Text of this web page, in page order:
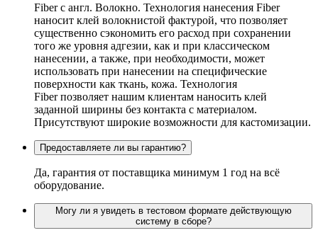
Fiber c англ. Волокно. Технология нанесения Fiber
наносит клей волокнистой фактурой, что позволяет
существенно сэкономить его расход при сохранении
того же уровня адгезии, как и при классическом
нанесении, а также, при необходимости, может
использовать при нанесении на специфические
поверхности как ткань, кожа. Технология
Fiber позволяет нашим клиентам наносить клей
заданной ширины без контакта с материалом.
Присутствуют широкие возможности для кастомизации.
Предоставляете ли вы гарантию?
Да, гарантия от поставщика минимум 1 год на всё
оборудование.
Могу ли я увидеть в тестовом формате действующую
систему в сборе?